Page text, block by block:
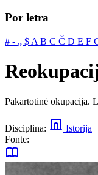
Por letra
# ‐ „ $ A B C Č D E F
Pakartotinė okupacija.
Disciplina:
Istorija
Fonte: